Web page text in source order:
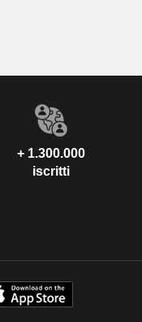
+ 1.300.000
iscritti